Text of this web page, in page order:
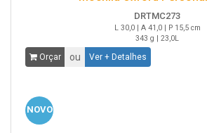
DRTMC273
L 30,0 | A 41,0 | P 15,5 cm
343 g | 23,0L
Orçar ou Ver + Detalhes
NOVO